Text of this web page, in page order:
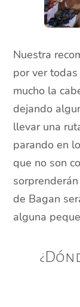
Nuestra
por ver
mucho la
dejando
llevar una
parando en
que no son
de Bagan
alguna